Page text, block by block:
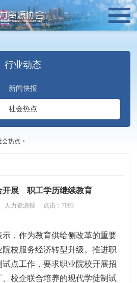
行业动态
新闻快报
社会热点
会热点 >
开展 职工学历继续教育
人力资源报 点击：7093
，作为教育供给侧改革的重要
校服务经济转型升级。推进职
点工作，要求职业院校开展招
校企联合培养的现代学徒制试